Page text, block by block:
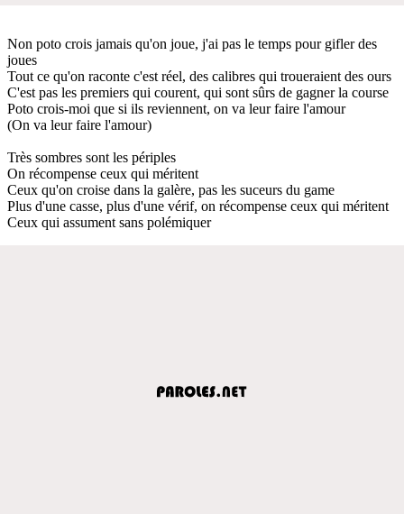
Non poto crois jamais qu'on joue, j'ai pas le temps pour gifler des
joues
Tout ce qu'on raconte c'est réel, des calibres qui troueraient des ours
C'est pas les premiers qui courent, qui sont sûrs de gagner la course
Poto crois-moi que si ils reviennent, on va leur faire l'amour
(On va leur faire l'amour)
Très sombres sont les périples
On récompense ceux qui méritent
Ceux qu'on croise dans la galère, pas les suceurs du game
Plus d'une casse, plus d'une vérif, on récompense ceux qui méritent
Ceux qui assument sans polémiquer